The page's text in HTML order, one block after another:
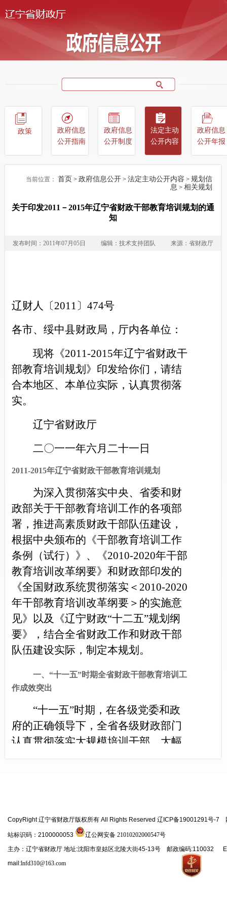
政策
政府信息
公开指南
政府信息
公开制度
法定主动
公开内容
政府信息
公开年报
当前位置： 首页 > 政府信息公开> 法定主动公开内容 > 规划信
息 > 相关规划
关于印发2011－2015年辽宁省财政干部教育培训规划的通
知
发布时间：2011年07月05日 编辑：技术支持团队 来源：省财政厅
辽财人〔2011〕474号
各市、绥中县财政局，厅内各单位：
现将《2011-2015年辽宁省财政干
部教育培训规划》印发给你们，请结
合本地区、本单位实际，认真贯彻落
实。
辽宁省财政厅
二〇一一年六月二十一日
2011-2015年辽宁省财政干部教育培训规划
为深入贯彻落实中央、省委和财
政部关于干部教育培训工作的各项部
署，推进高素质财政干部队伍建设，
根据中央颁布的《干部教育培训工作
条例（试行）》、《2010-2020年干部
教育培训改革纲要》和财政部印发的
《全国财政系统贯彻落实＜2010-2020
年干部教育培训改革纲要＞的实施意
见》以及《辽宁财政“十二五”规划纲
要》，结合全省财政工作和财政干部
队伍建设实际，制定本规划。
一、“十一五”时期全省财政干部教育培训工
作成效突出
“十一五”时期，在各级党委和政
府的正确领导下，全省各级财政部门
认真贯彻落实大规模培训干部、大幅
开展了形式多样的教育培训工作，全
面提高了财政干部队伍素质，为促进
财政改革与发展提供了有效的人才保
障和智力支持。五年来，除经常性的
CopyRight 辽宁省财政厅版权所有 All Rights Reserved 辽ICP备19001291号-7
站标识码：2100000053
辽公网安备 21010202000547号
主办：辽宁省财政厅 地址:沈阳市皇姑区北陵大街45-13号 邮政编码:110032
mail:lnfd310@163.com